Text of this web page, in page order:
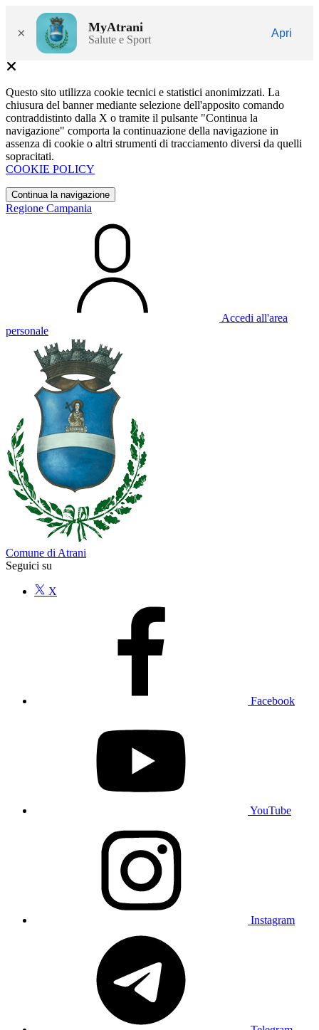
× MyAtrani
Salute e Sport
Apri
Questo sito utilizza cookie tecnici e statistici anonimizzati. La
chiusura del banner mediante selezione dell'apposito comando
contraddistinto dalla X o tramite il pulsante "Continua la
navigazione" comporta la continuazione della navigazione in
assenza di cookie o altri strumenti di tracciamento diversi da quelli
sopracitati.
COOKIE POLICY
Continua la navigazione
Regione Campania
Accedi all'area
personale
Comune di Atrani
Seguici su
X
Facebook
YouTube
Instagram